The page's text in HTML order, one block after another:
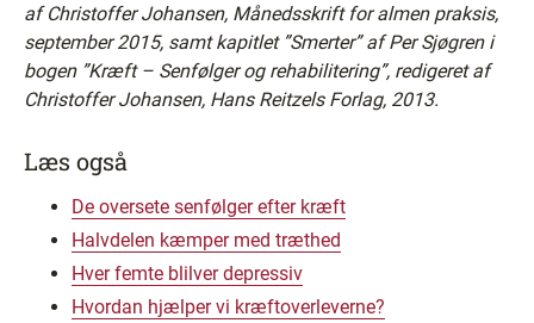
af Christoffer Johansen, Månedsskrift for almen praksis,
september 2015, samt kapitlet ”Smerter” af Per Sjøgren i
bogen ”Kræft – Senfølger og rehabilitering”, redigeret af
Christoffer Johansen, Hans Reitzels Forlag, 2013.
Læs også
De oversete senfølger efter kræft
Halvdelen kæmper med træthed
Hver femte blilver depressiv
Hvordan hjælper vi kræftoverleverne?